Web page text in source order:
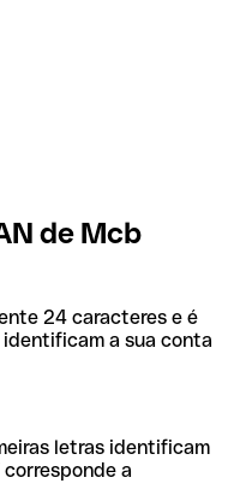
de Mcb
24 caracteres e é
a sua conta
letras identificam
a